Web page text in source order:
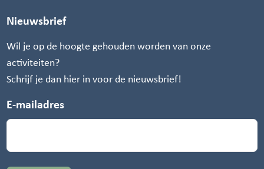
Nieuwsbrief
Wil je op de hoogte gehouden worden van onze
activiteiten?
Schrijf je dan hier in voor de nieuwsbrief!
E-mailadres